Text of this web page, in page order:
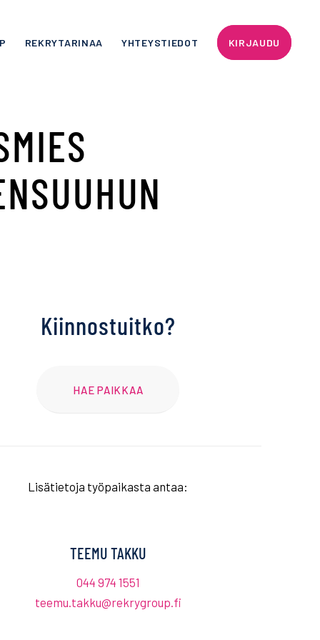
REKRYTARINAA YHTEYSTIEDOT KIRJAUDU
Kiinnostuitko?
HAE PAIKKAA
Lisätietoja työpaikasta antaa:
TEEMU TAKKU
044 974 1551
teemu.takku@rekrygroup.fi